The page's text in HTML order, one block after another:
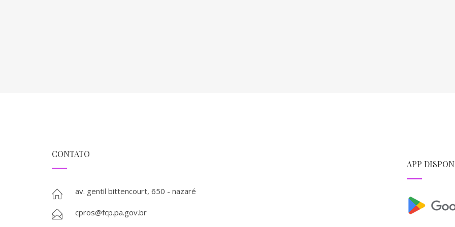
CONTATO
av. gentil bittencourt, 650 - nazaré
cpros@fcp.pa.gov.br
APP